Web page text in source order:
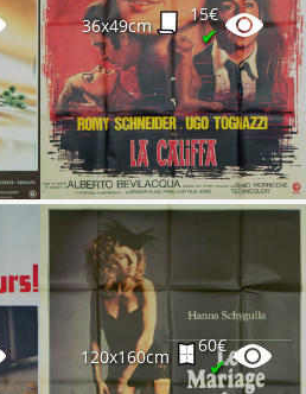
36x49cm
15€
✔
120x160cm
60€
✔